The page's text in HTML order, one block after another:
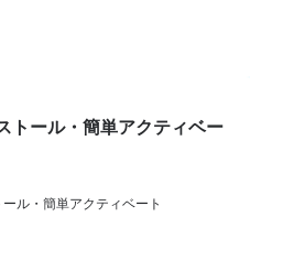
トール・簡単アクティベー
ル・簡単アクティベート